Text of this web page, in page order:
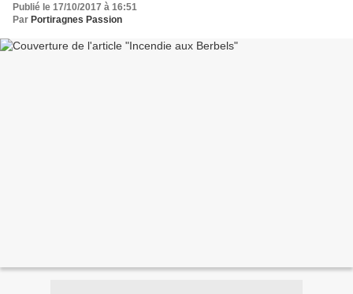
Publié le 17/10/2017 à 16:51
Par Portiragnes Passion